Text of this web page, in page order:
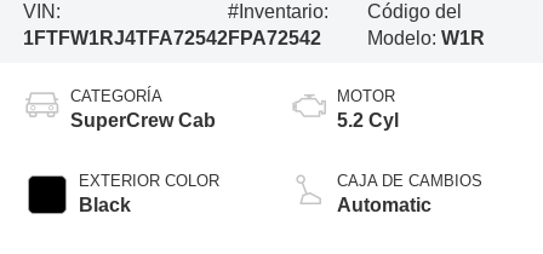
VIN:
1FTFW1RJ4TFA72542
#Inventario:
FPA72542
Código del
Modelo:W1R
CATEGORÍA
SuperCrew Cab
EXTERIOR COLOR
Black
MOTOR
5.2 Cyl
CAJA DE CAMBIOS
Automatic